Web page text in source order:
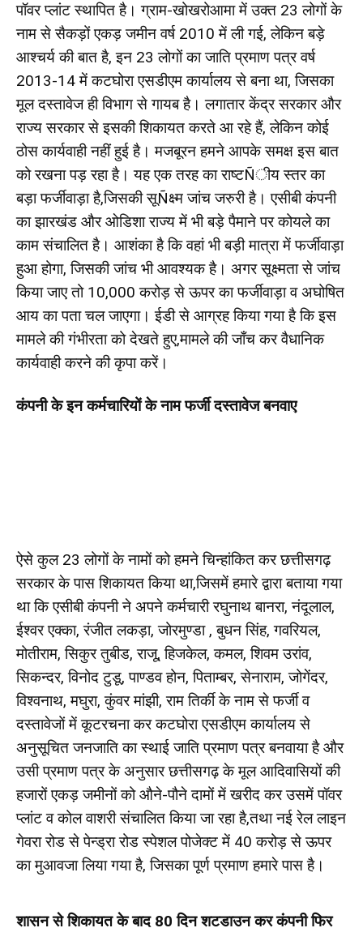
पॉवर प्लांट स्थापित है। ग्राम-खोखरोआमा में उक्त 23 लोगों के
नाम से सैकड़ों एकड़ जमीन वर्ष 2010 में ली गई, लेकिन बड़े
आश्चर्य की बात है, इन 23 लोगों का जाति प्रमाण पत्र वर्ष
2013-14 में कटघोरा एसडीएम कार्यालय से बना था, जिसका
मूल दस्तावेज ही विभाग से गायब है। लगातार केंद्र सरकार और
राज्य सरकार से इसकी शिकायत करते आ रहे हैं, लेकिन कोई
ठोस कार्यवाही नहीं हुई है। मजबूरन हमने आपके समक्ष इस बात
को रखना पड़ रहा है। यह एक तरह का राष्टÑीय स्तर का
बड़ा फर्जीवाड़ा है,जिसकी सूÑक्ष्म जांच जरुरी है। एसीबी कंपनी
का झारखंड और ओडिशा राज्य में भी बड़े पैमाने पर कोयले का
काम संचालित है। आशंका है कि वहां भी बड़ी मात्रा में फर्जीवाड़ा
हुआ होगा, जिसकी जांच भी आवश्यक है। अगर सूक्ष्मता से जांच
किया जाए तो 10,000 करोड़ से ऊपर का फर्जीवाड़ा व अघोषित
आय का पता चल जाएगा। ईडी से आग्रह किया गया है कि इस
मामले की गंभीरता को देखते हुए,मामले की जाँच कर वैधानिक
कार्यवाही करने की कृपा करें।
कंपनी के इन कर्मचारियों के नाम फर्जी दस्तावेज बनवाए
ऐसे कुल 23 लोगों के नामों को हमने चिन्हांकित कर छत्तीसगढ़
सरकार के पास शिकायत किया था,जिसमें हमारे द्वारा बताया गया
था कि एसीबी कंपनी ने अपने कर्मचारी रघुनाथ बानरा, नंदूलाल,
ईश्वर एक्का, रंजीत लकड़ा, जोरमुण्डा , बुधन सिंह, गवरियल,
मोतीराम, सिकुर तुबीड, राजू, हिजकेल, कमल, शिवम उरांव,
सिकन्दर, विनोद टुडू, पाण्डव होन, पिताम्बर, सेनाराम, जोगेंदर,
विश्वनाथ, मघुरा, कुंवर मांझी, राम तिर्की के नाम से फर्जी व
दस्तावेजों में कूटरचना कर कटघोरा एसडीएम कार्यालय से
अनुसूचित जनजाति का स्थाई जाति प्रमाण पत्र बनवाया है और
उसी प्रमाण पत्र के अनुसार छत्तीसगढ़ के मूल आदिवासियों की
हजारों एकड़ जमीनों को औने-पौने दामों में खरीद कर उसमें पॉवर
प्लांट व कोल वाशरी संचालित किया जा रहा है,तथा नई रेल लाइन
गेवरा रोड से पेन्ड्रा रोड स्पेशल पोजेक्ट में 40 करोड़ से ऊपर
का मुआवजा लिया गया है, जिसका पूर्ण प्रमाण हमारे पास है।
शासन से शिकायत के बाद 80 दिन शटडाउन कर कंपनी फिर